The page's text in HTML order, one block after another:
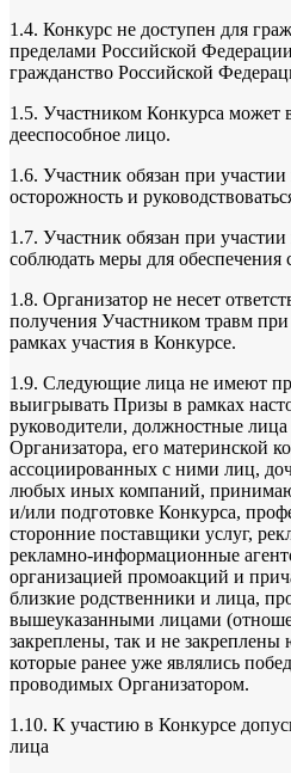
1.4. Конкурс не доступен для
пределами Российской
гражданство Российской
1.5. Участником Конкурса может
дееспособное лицо.
1.6. Участник обязан при
осторожность и
1.7. Участник обязан при
соблюдать меры для обеспечения
1.8. Организатор не несет
получения Участником травм
рамках участия в Конкурсе.
1.9. Следующие лица не имеют
выигрывать Призы в рамках
руководители, должностные
Организатора, его материнской
ассоциированных с ними лиц,
любых иных компаний,
и/или подготовке Конкурса,
сторонние поставщики услуг,
рекламно-информационные
организацией промоакций и
близкие родственники и лица,
вышеуказанными лицами
закреплены, так и не
которые ранее уже являлись
проводимых Организатором.
1.10. К участию в Конкурсе
лица